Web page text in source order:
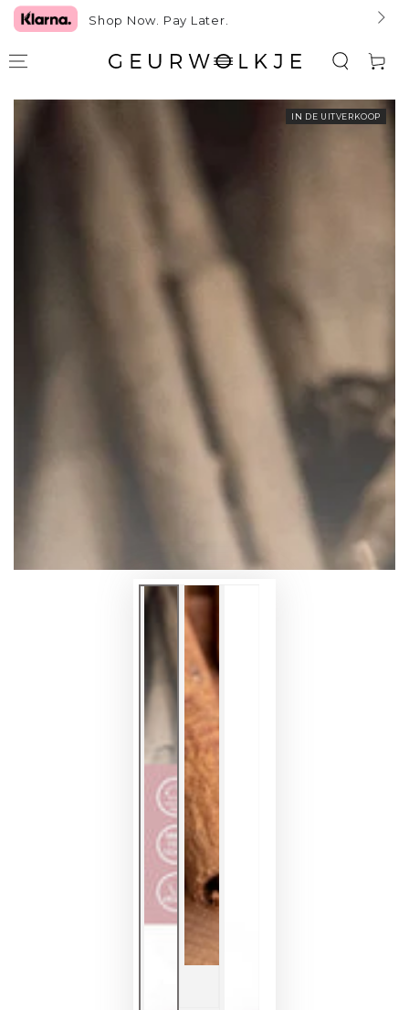
GA NAAR TEKSTShop Now. Pay Later.
IN DE UITVERKOOP